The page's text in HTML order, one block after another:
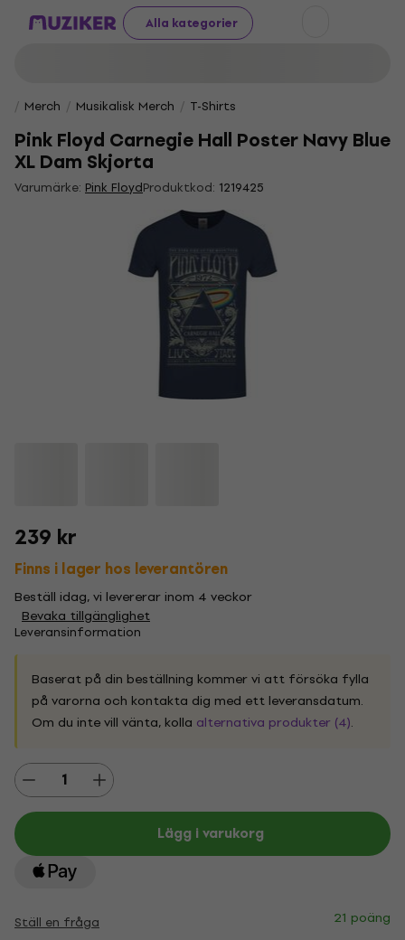
Alla kategorier
Merch Musikalisk Merch T-Shirts
Pink Floyd Carnegie Hall Poster Navy Blue
XL Dam Skjorta
Varumärke: Pink FloydProduktkod: 1219425
239 kr
Finns i lager hos leverantören
Beställ idag, vi levererar inom 4 veckor
Bevaka tillgänglighet
Leveransinformation
Baserat på din beställning kommer vi att försöka fylla
på varorna och kontakta dig med ett leveransdatum.
Om du inte vill vänta, kolla alternativa produkter (4).
Lägg i varukorg
Ställ en fråga 21 poäng